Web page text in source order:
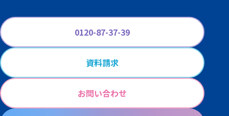
0120-87-37-39
資料請求
お問い合わせ